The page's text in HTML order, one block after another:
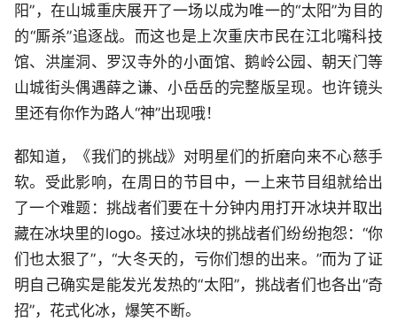
阳”，在山城重庆展开了一场以成为唯一的“太阳”为目的
的“厮杀”追逐战。而这也是上次重庆市民在江北嘴科技
馆、洪崖洞、罗汉寺外的小面馆、鹅岭公园、朝天门等
山城街头偶遇薛之谦、小岳岳的完整版呈现。也许镜头
里还有你作为路人“神”出现哦！
都知道，《我们的挑战》对明星们的折磨向来不心慈手
软。受此影响，在周日的节目中，一上来节目组就给出
了一个难题：挑战者们要在十分钟内用打开冰块并取出
藏在冰块里的logo。接过冰块的挑战者们纷纷抱怨：“你
们也太狠了”，“大冬天的，亏你们想的出来。”而为了证
明自己确实是能发光发热的“太阳”，挑战者们也各出“奇
招”，花式化冰，爆笑不断。